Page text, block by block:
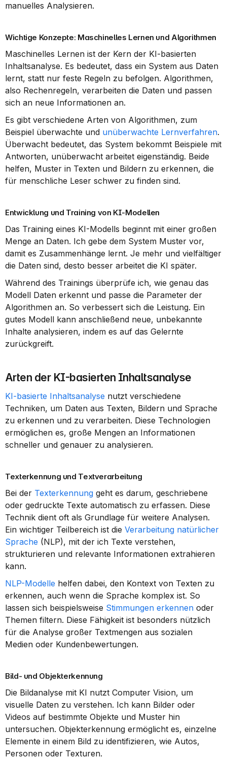
manuelles Analysieren.
Wichtige Konzepte: Maschinelles Lernen und Algorithmen
Maschinelles Lernen ist der Kern der KI-basierten
Inhaltsanalyse. Es bedeutet, dass ein System aus Daten
lernt, statt nur feste Regeln zu befolgen. Algorithmen,
also Rechenregeln, verarbeiten die Daten und passen
sich an neue Informationen an.
Es gibt verschiedene Arten von Algorithmen, zum
Beispiel überwachte und unüberwachte Lernverfahren.
Überwacht bedeutet, das System bekommt Beispiele mit
Antworten, unüberwacht arbeitet eigenständig. Beide
helfen, Muster in Texten und Bildern zu erkennen, die
für menschliche Leser schwer zu finden sind.
Entwicklung und Training von KI-Modellen
Das Training eines KI-Modells beginnt mit einer großen
Menge an Daten. Ich gebe dem System Muster vor,
damit es Zusammenhänge lernt. Je mehr und vielfältiger
die Daten sind, desto besser arbeitet die KI später.
Während des Trainings überprüfe ich, wie genau das
Modell Daten erkennt und passe die Parameter der
Algorithmen an. So verbessert sich die Leistung. Ein
gutes Modell kann anschließend neue, unbekannte
Inhalte analysieren, indem es auf das Gelernte
zurückgreift.
Arten der KI-basierten Inhaltsanalyse
KI-basierte Inhaltsanalyse nutzt verschiedene
Techniken, um Daten aus Texten, Bildern und Sprache
zu erkennen und zu verarbeiten. Diese Technologien
ermöglichen es, große Mengen an Informationen
schneller und genauer zu analysieren.
Texterkennung und Textverarbeitung
Bei der Texterkennung geht es darum, geschriebene
oder gedruckte Texte automatisch zu erfassen. Diese
Technik dient oft als Grundlage für weitere Analysen.
Ein wichtiger Teilbereich ist die Verarbeitung natürlicher
Sprache (NLP), mit der ich Texte verstehen,
strukturieren und relevante Informationen extrahieren
kann.
NLP-Modelle helfen dabei, den Kontext von Texten zu
erkennen, auch wenn die Sprache komplex ist. So
lassen sich beispielsweise Stimmungen erkennen oder
Themen filtern. Diese Fähigkeit ist besonders nützlich
für die Analyse großer Textmengen aus sozialen
Medien oder Kundenbewertungen.
Bild- und Objekterkennung
Die Bildanalyse mit KI nutzt Computer Vision, um
visuelle Daten zu verstehen. Ich kann Bilder oder
Videos auf bestimmte Objekte und Muster hin
untersuchen. Objekterkennung ermöglicht es, einzelne
Elemente in einem Bild zu identifizieren, wie Autos,
Personen oder Texturen.